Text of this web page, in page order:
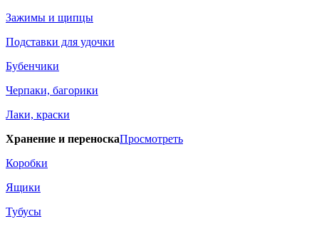
Зажимы и щипцы
Подставки для удочки
Бубенчики
Черпаки, багорики
Лаки, краски
Хранение и переноскаПросмотреть
Коробки
Ящики
Тубусы